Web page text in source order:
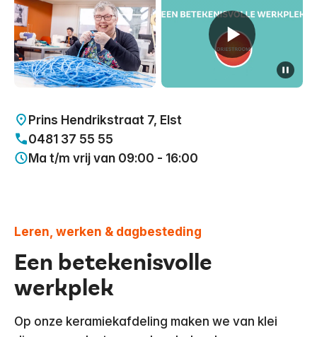
Prins Hendrikstraat 7, Elst
0481 37 55 55
Ma t/m vrij van 09:00 - 16:00
Toon alles
Leren, werken & dagbesteding
Een betekenisvolle
werkplek
Op onze keramiekafdeling maken we van klei